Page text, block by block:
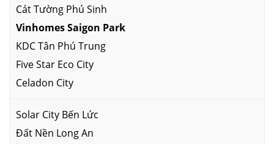
Cát Tường Phú Sinh
Vinhomes Saigon Park
KDC Tân Phú Trung
Five Star Eco City
Celadon City
Solar City Bến Lức
Đất Nền Long An